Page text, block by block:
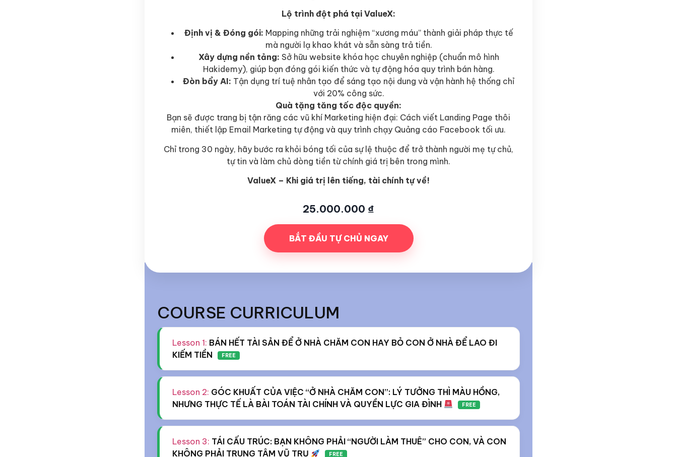
Lộ trình đột phá tại ValueX:
Định vị & Đóng gói: Mapping những trải nghiệm “xương máu” thành giải pháp thực tế
mà người lạ khao khát và sẵn sàng trả tiền.
Xây dựng nền tảng: Sở hữu website khóa học chuyên nghiệp (chuẩn mô hình
Hakidemy), giúp bạn đóng gói kiến thức và tự động hóa quy trình bán hàng.
Đòn bẩy AI: Tận dụng trí tuệ nhân tạo để sáng tạo nội dung và vận hành hệ thống chỉ
với 20% công sức.
Quà tặng tăng tốc độc quyền:
Bạn sẽ được trang bị tận răng các vũ khí Marketing hiện đại: Cách viết Landing Page thôi
miên, thiết lập Email Marketing tự động và quy trình chạy Quảng cáo Facebook tối ưu.
Chỉ trong 30 ngày, hãy bước ra khỏi bóng tối của sự lệ thuộc để trở thành người mẹ tự chủ,
tự tin và làm chủ dòng tiền từ chính giá trị bên trong mình.
ValueX – Khi giá trị lên tiếng, tài chính tự về!
25.000.000 ₫
BẮT ĐẦU TỰ CHỦ NGAY
COURSE CURRICULUM
Lesson 1: BÁN HẾT TÀI SẢN ĐỂ Ở NHÀ CHĂM CON HAY BỎ CON Ở NHÀ ĐỂ LAO ĐI
KIẾM TIỀN
FREE
Lesson 2: GÓC KHUẤT CỦA VIỆC “Ở NHÀ CHĂM CON”: LÝ TƯỞNG THÌ MÀU HỒNG,
NHƯNG THỰC TẾ LÀ BÀI TOÁN TÀI CHÍNH VÀ QUYỀN LỰC GIA ĐÌNH
FREE
Lesson 3: TÁI CẤU TRÚC: BẠN KHÔNG PHẢI “NGƯỜI LÀM THUÊ” CHO CON, VÀ CON
KHÔNG PHẢI TRUNG TÂM VŨ TRỤ
FREE